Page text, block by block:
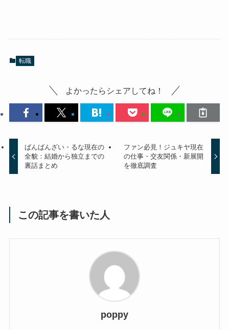
転職
よかったらシェアしてね！
ばんばんざい・るな現在の
全貌：結婚から独立までの
裏話まとめ
ファン必見！ジュキヤ現在
の仕事・交友関係・新展開
を徹底調査
この記事を書いた人
poppy